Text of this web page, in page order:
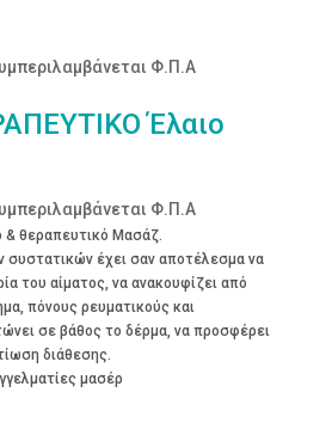
Φ.Π.Α
Έλαιο
Φ.Π.Α
& θεραπευτικό Μασάζ.
έχει σαν αποτέλεσμα να
του αίματος, να ανακουφίζει από
πόνους ρευματικούς και
σε βάθος το δέρμα, να προσφέρει
διάθεσης.
μασέρ